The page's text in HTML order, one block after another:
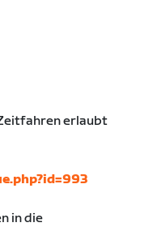
erlaubt
in die